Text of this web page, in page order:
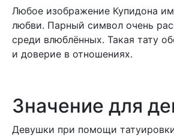
Любое изображение Купидона
любви. Парный символ очень
среди влюблённых. Такая тату
и доверие в отношениях.
Значение для
Девушки при помощи